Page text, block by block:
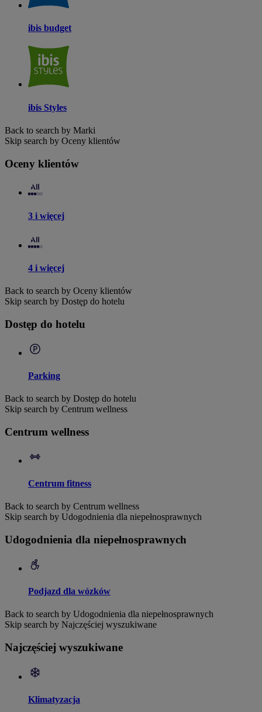
ibis budget
ibis Styles
Back to search by Marki
Skip search by Oceny klientów
Oceny klientów
3 i więcej
4 i więcej
Back to search by Oceny klientów
Skip search by Dostęp do hotelu
Dostęp do hotelu
Parking
Back to search by Dostęp do hotelu
Skip search by Centrum wellness
Centrum wellness
Centrum fitness
Back to search by Centrum wellness
Skip search by Udogodnienia dla niepełnosprawnych
Udogodnienia dla niepełnosprawnych
Podjazd dla wózków
Back to search by Udogodnienia dla niepełnosprawnych
Skip search by Najczęściej wyszukiwane
Najczęściej wyszukiwane
Klimatyzacja